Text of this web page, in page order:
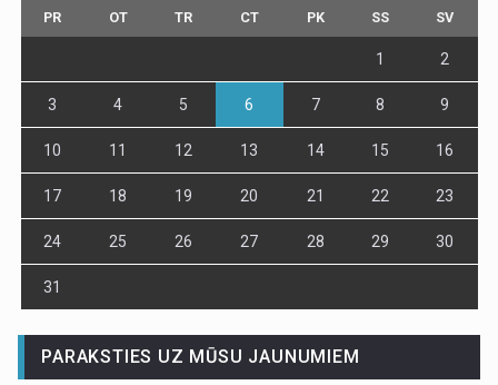
PR OT TR CT PK SS SV
1 2
3 4 5 6 7 8 9
10 11 12 13 14 15 16
17 18 19 20 21 22 23
24 25 26 27 28 29 30
31
PARAKSTIES UZ MŪSU JAUNUMIEM